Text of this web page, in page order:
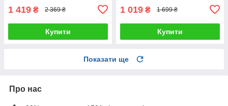
1 419 ₴ 2 369 ₴
Купити
1 019 ₴ 1 699 ₴
Купити
Показати ще
Про нас